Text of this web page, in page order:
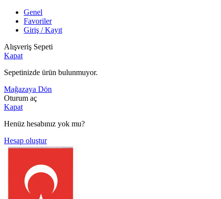
Genel
Favoriler
Giriş / Kayıt
Alışveriş Sepeti
Kapat
Sepetinizde ürün bulunmuyor.
Mağazaya Dön
Oturum aç
Kapat
Henüz hesabınız yok mu?
Hesap oluştur